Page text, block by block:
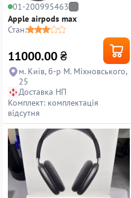
01-200995463
Apple airpods max
Стан:
11000.00₴
м. Київ, б-р М. Міхновського,
25
Доставка НП
Комплект: комплектація
відсутня